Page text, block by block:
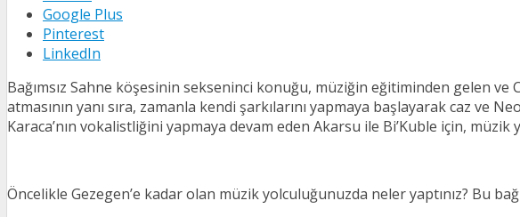
Google Plus
Pinterest
LinkedIn
Bağımsız Sahne köşesinin sekseninci konuğu, müziğin eğitiminden gelen
atmasının yanı sıra, zamanla kendi şarkılarını yapmaya başlayarak caz ve
Karaca’nın vokalistliğini yapmaya devam eden Akarsu ile Bi’Kuble için,
Öncelikle Gezegen’e kadar olan müzik yolculuğunuzda neler yaptınız? Bu